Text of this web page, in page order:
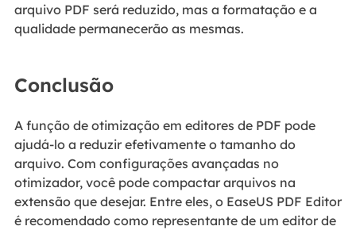
arquivo PDF será reduzido, mas a formatação e a
qualidade permanecerão as mesmas.
Conclusão
A função de otimização em editores de PDF pode
ajudá-lo a reduzir efetivamente o tamanho do
arquivo. Com configurações avançadas no
otimizador, você pode compactar arquivos na
extensão que desejar. Entre eles, o EaseUS PDF Editor
é recomendado como representante de um editor de